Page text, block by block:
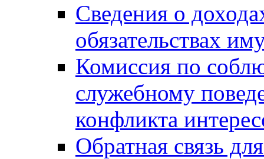
Сведения о
обязательствах
Комиссия по
служебному
конфликта
Обратная связь